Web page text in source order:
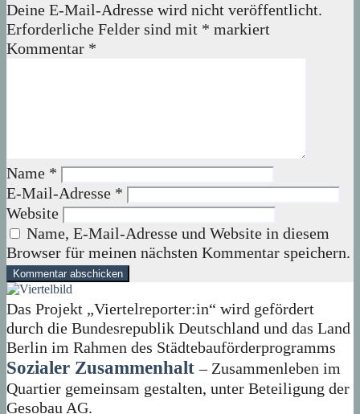
Deine E-Mail-Adresse wird nicht veröffentlicht.
Erforderliche Felder sind mit * markiert
Kommentar *
Name *
E-Mail-Adresse *
Website
Name, E-Mail-Adresse und Website in diesem
Browser für meinen nächsten Kommentar speichern.
Das Projekt „Viertelreporter:in“ wird gefördert
durch die Bundesrepublik Deutschland und das Land
Berlin im Rahmen des Städtebauförderprogramms
Sozialer Zusammenhalt – Zusammenleben im
Quartier gemeinsam gestalten, unter Beteiligung der
Gesobau AG.